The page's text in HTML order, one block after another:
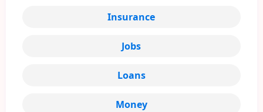
Insurance
Jobs
Loans
Money